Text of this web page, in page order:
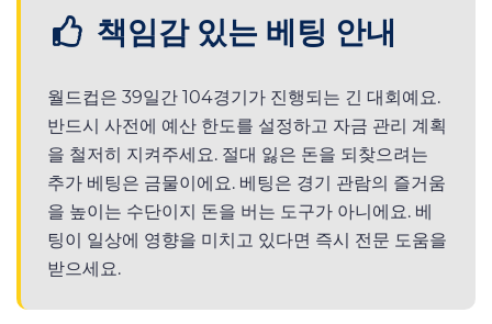
책임감 있는 베팅 안내
월드컵은 39일간 104경기가 진행되는 긴 대회예요.
반드시 사전에 예산 한도를 설정하고 자금 관리 계획
을 철저히 지켜주세요. 절대 잃은 돈을 되찾으려는
추가 베팅은 금물이에요. 베팅은 경기 관람의 즐거움
을 높이는 수단이지 돈을 버는 도구가 아니에요. 베
팅이 일상에 영향을 미치고 있다면 즉시 전문 도움을
받으세요.